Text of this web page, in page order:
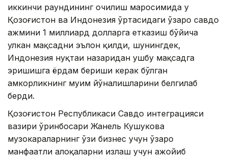
иккинчи раундининг очилиш маросимида у
Қозоғистон ва Индонезия ўртасидаги ўзаро савдо
ҳажмини 1 миллиард долларга етказиш бўйича
улкан мақсадни эълон қилди, шунингдек,
Индонезия нуқтаи назаридан ушбу мақсадга
эришишга ёрдам бериши керак бўлган
ҳамкорликнинг муҳим йўналишларини белгилаб
берди.
Қозоғистон Республикаси Савдо интеграцияси
вазири ўринбосари Жанель Кушукова
музокараларнинг ўзи бизнес учун ўзаро
манфаатли алоқаларни излаш учун ажойиб